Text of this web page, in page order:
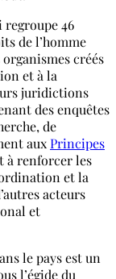
regroupe 46
de l’homme
créés
et à la
juridictions
des enquêtes
de
auxPrincipes
à renforcer les
et la
acteurs
et
le pays est un
l’égide du